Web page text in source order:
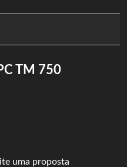
TM 750
uma proposta